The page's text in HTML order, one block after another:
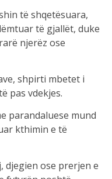
të shqetësuara,
të gjallët, duke
njerëz ose
shpirti mbetet i
pas vdekjes.
parandaluese mund
kthimin e të
djegien ose prerjen e